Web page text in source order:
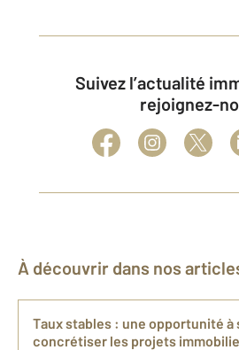
Suivez l’actualité immobilière et
rejoignez-
À découvrir dans nos
Taux stables : une opportunité à
concrétiser les projets